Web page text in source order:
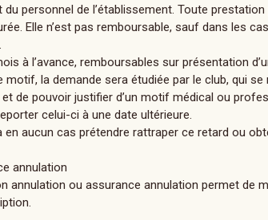
personnel de l’établissement. Toute
Elle n’est pas remboursable, sauf dans les
à l’avance, remboursables sur présentation
motif, la demande sera étudiée par le club, qui
de pouvoir justifier d’un motif médical ou
celui-ci à une date ultérieure.
aucun cas prétendre rattraper ce retard ou
annulation
annulation ou assurance annulation permet de